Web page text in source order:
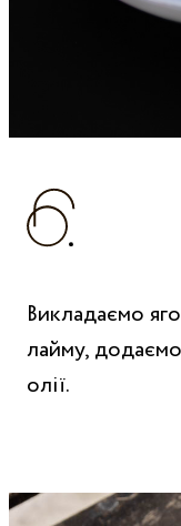
Викладаємо
лайму,
олії.